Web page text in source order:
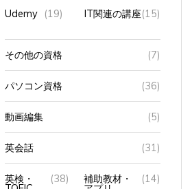
Udemy (19) IT関連の講座 (15)
その他の資格 (7)
パソコン資格 (36)
動画編集 (5)
英会話 (31)
英検・
TOEIC
(38) 補助教材・
アプリ
(14)